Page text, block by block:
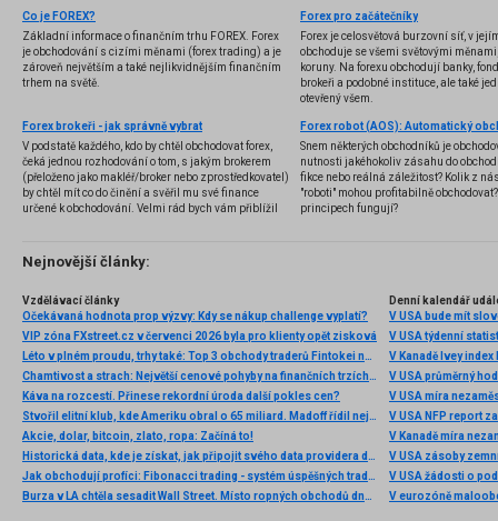
Co je FOREX?
Základní informace o finančním trhu FOREX. Forex
je obchodování s cizími měnami (forex trading) a je
zároveň největším a také nejlikvidnějším finančním
trhem na světě.
Forex pro začátečníky
Forex je celosvětová burzovní síť, v
obchoduje se všemi světovými
koruny. Na forexu obchodují banky,
brokeři a podobné instituce, ale také
otevřený všem.
Forex brokeři - jak správně vybrat
V podstatě každého, kdo by chtěl obchodovat forex,
čeká jednou rozhodování o tom, s jakým brokerem
(přeloženo jako makléř/broker nebo zprostředkovatel)
by chtěl mít co do činění a svěřil mu své finance
určené k obchodování. Velmi rád bych vám přiblížil
několik příkladů nejznámějších z nich.
Snem některých obchodníků je
nutnosti jakéhokoliv zásahu do
fikce nebo reálná záležitost? Kolik z
"roboti" mohou profitabilně
principech fungují?
Nejnovější články:
Vzdělávací články
Očekávaná hodnota prop výzvy: Kdy se nákup challenge vyplatí?
VIP zóna FXstreet.cz v červenci 2026 byla pro klienty opět zisková
Léto v plném proudu, trhy také: Top 3 obchody traderů Fintokei na indexech a zlatě
Chamtivost a strach: Největší cenové pohyby na finančních trzích (červenec 2026)
Káva na rozcestí. Přinese rekordní úroda další pokles cen?
Stvořil elitní klub, kde Ameriku obral o 65 miliard. Madoff řídil největší Ponzi dějin
Akcie, dolar, bitcoin, zlato, ropa: Začíná to!
Historická data, kde je získat, jak připojit svého data providera do MultiCharts a proč je budeme potřebovat? (4. díl)
Jak obchodují profíci: Fibonacci trading - systém úspěšných traderů
Burza v LA chtěla sesadit Wall Street. Místo ropných obchodů dnes místem duní basy
Denní kalendář
V USA bude mít
V USA týdenní
V Kanadě Ivey index
V USA průměrný
V USA míra
V USA NFP report
V Kanadě míra
V USA zásoby
V USA žádosti o
V eurozóně